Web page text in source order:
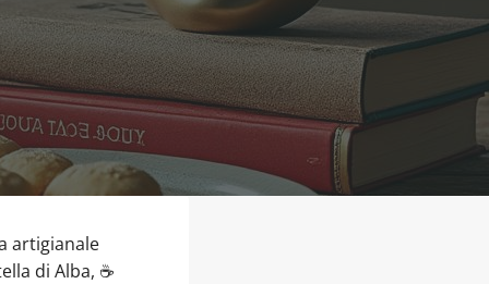
artigianale
di Alba, ☕